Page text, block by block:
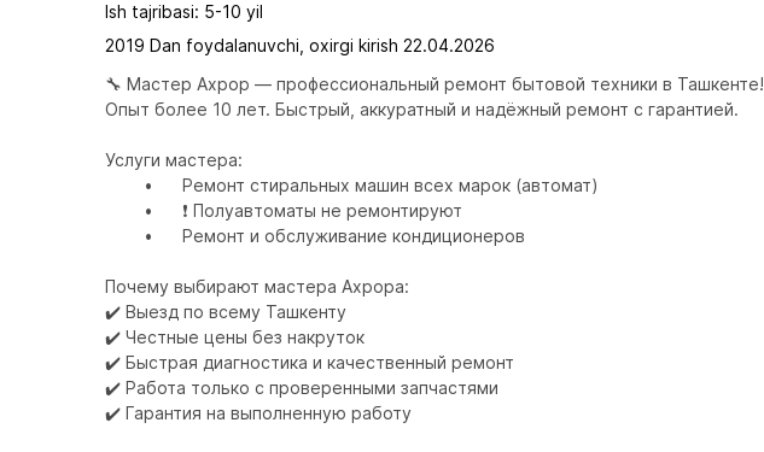
Ish tajribasi: 5-10 yil
2019 Dan foydalanuvchi, oxirgi kirish 22.04.2026
🔧 Мастер Ахрор — профессиональный ремонт бытовой техники в Ташкенте!
Опыт более 10 лет. Быстрый, аккуратный и надёжный ремонт с гарантией.
Услуги мастера:
Почему выбирают мастера Ахрора:
✔️ Выезд по всему Ташкенту
✔️ Честные цены без накруток
✔️ Быстрая диагностика и качественный ремонт
✔️ Работа только с проверенными запчастями
✔️ Гарантия на выполненную работу